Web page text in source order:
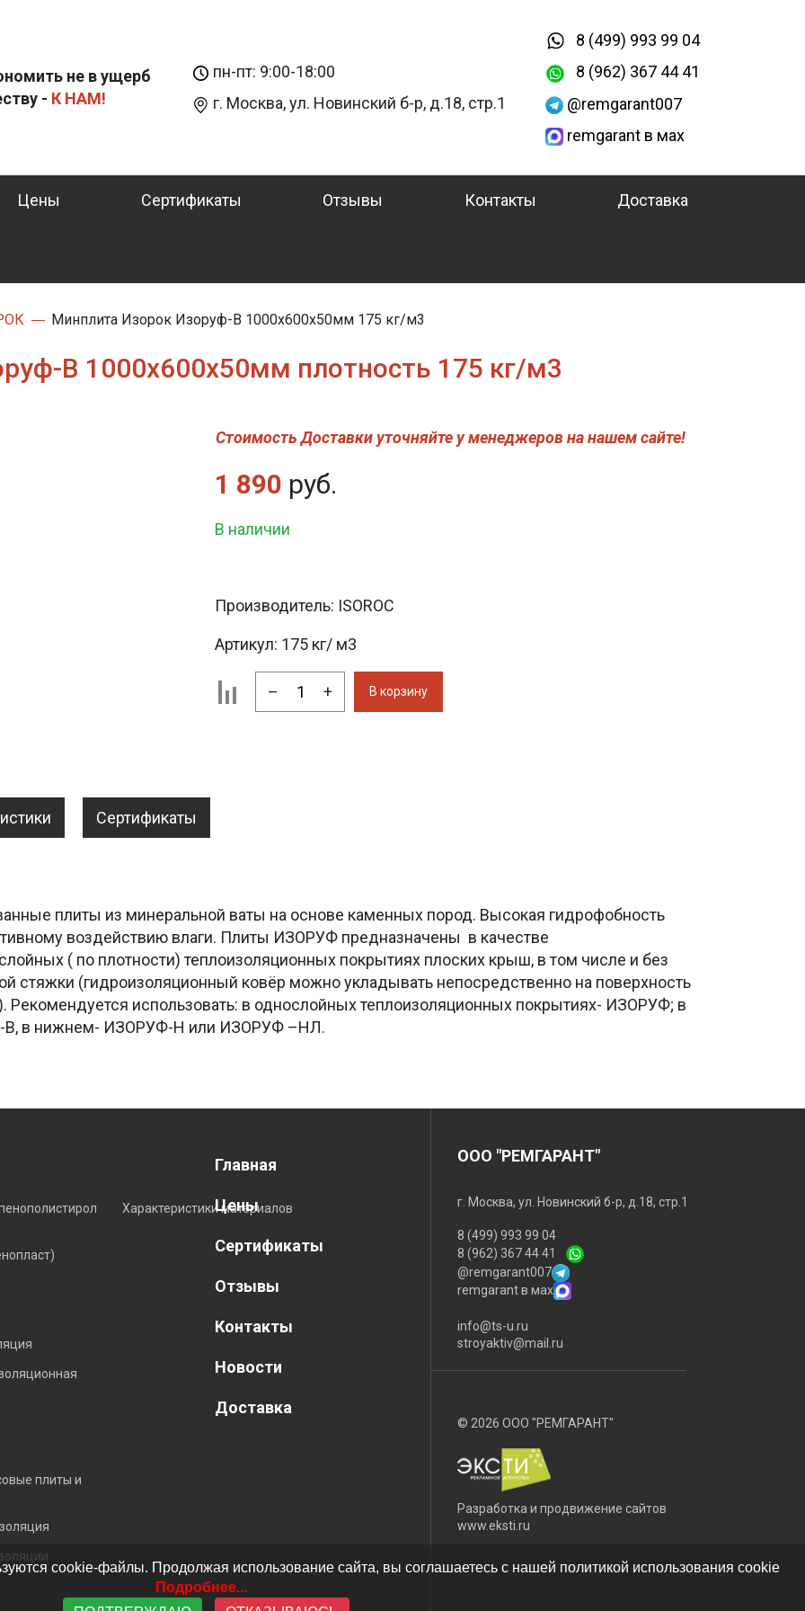
не в ущерб
- К НАМ!
пн-пт: 9:00-18:00
г. Москва, ул. Новинский б-р, д.18, стр.1
8 (499) 993 99 04
8 (962) 367 44 41
@remgarant007
remgarant в мах
Цены Сертификаты Отзывы Контакты Доставка
Минплита Изорок Изоруф-В 1000х600х50мм 175 кг/м3
В 1000х600х50мм плотность 175 кг/м3
Стоимость Доставки уточняйте у менеджеров на нашем сайте!
1 890 руб.
В наличии
Производитель: ISOROC
Артикул: 175 кг/ м3
– + В корзину
Сертификаты
плиты из минеральной ваты на основе каменных пород. Высокая гидрофобность
воздействию влаги. Плиты ИЗОРУФ предназначены в качестве
( по плотности) теплоизоляционных покрытиях плоских крыш, в том числе и без
стяжки (гидроизоляционный ковёр можно укладывать непосредственно на поверхность
Рекомендуется использовать: в однослойных теплоизоляционных покрытиях- ИЗОРУФ; в
В, в нижнем- ИЗОРУФ-Н или ИЗОРУФ –НЛ.
плиты и
Характеристики материалов
Главная
Цены
Сертификаты
Отзывы
Контакты
Новости
Доставка
ООО "РЕМГАРАНТ"
г. Москва, ул. Новинский б-р, д.18, стр.1
8 (499) 993 99 04
8 (962) 367 44 41
@remgarant007
remgarant в мах
info@ts-u.ru
stroyaktiv@mail.ru
© 2026 ООО "РЕМГАРАНТ"
Разработка и продвижение сайтов
www.eksti.ru
cookie-файлы. Продолжая использование сайта, вы соглашаетесь с нашей политикой использования cookie
Подробнее...